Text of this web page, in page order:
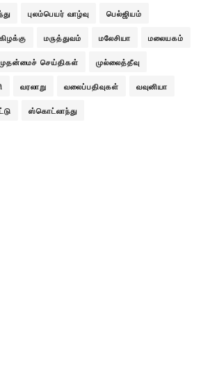
புலம்பெயர் வாழ்வு பெல்ஜியம்
மருத்துவம் மலேசியா மலையகம்
செய்திகள் முல்லைத்தீவு
வரலாறு வலைப்பதிவுகள் வவுனியா
ஸ்கொட்லாந்து